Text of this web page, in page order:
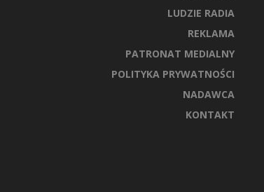
LUDZIE RADIA
REKLAMA
PATRONAT MEDIALNY
POLITYKA PRYWATNOŚCI
NADAWCA
KONTAKT